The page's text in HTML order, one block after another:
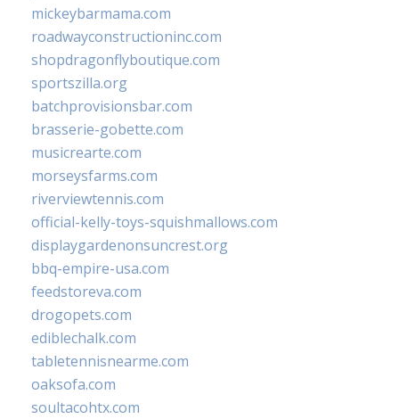
mickeybarmama.com
roadwayconstructioninc.com
shopdragonflyboutique.com
sportszilla.org
batchprovisionsbar.com
brasserie-gobette.com
musicrearte.com
morseysfarms.com
riverviewtennis.com
official-kelly-toys-squishmallows.com
displaygardenonsuncrest.org
bbq-empire-usa.com
feedstoreva.com
drogopets.com
ediblechalk.com
tabletennisnearme.com
oaksofa.com
soultacohtx.com